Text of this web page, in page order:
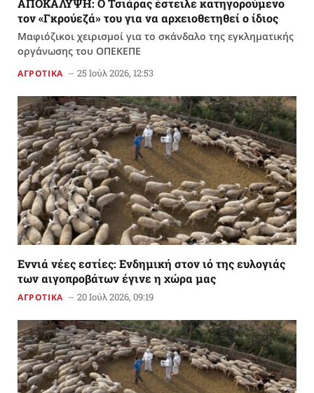
ΑΠΟΚΑΛΥΨΗ: Ο Τσιάρας έστειλε κατηγορούμενο
τον «Γκρούεζά» του για να αρχειοθετηθεί ο ίδιος
Μαφιόζικοι χειρισμοί για το σκάνδαλο της εγκληματικής
οργάνωσης του ΟΠΕΚΕΠΕ
ΑΓΡΟΤΙΚΑ 25 Ιούλ 2026, 12:53
Εννιά νέες εστίες: Ενδημική στον ιό της ευλογιάς
των αιγοπροβάτων έγινε η χώρα μας
ΑΓΡΟΤΙΚΑ 20 Ιούλ 2026, 09:19